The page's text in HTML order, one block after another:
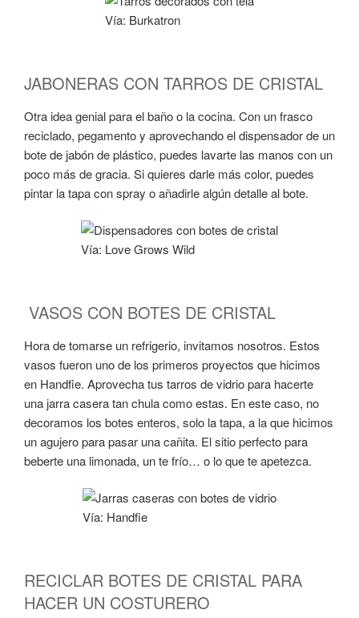
Vía: Burkatron
JABONERAS CON TARROS DE CRISTAL
Otra idea genial para el baño o la cocina. Con un frasco
reciclado, pegamento y aprovechando el dispensador de un
bote de jabón de plástico, puedes lavarte las manos con un
poco más de gracia. Si quieres darle más color, puedes
pintar la tapa con spray o añadirle algún detalle al bote.
Vía: Love Grows Wild
VASOS CON BOTES DE CRISTAL
Hora de tomarse un refrigerio, invitamos nosotros. Estos
vasos fueron uno de los primeros proyectos que hicimos
en Handfie. Aprovecha tus tarros de vidrio para hacerte
una jarra casera tan chula como estas. En este caso, no
decoramos los botes enteros, solo la tapa, a la que hicimos
un agujero para pasar una cañita. El sitio perfecto para
beberte una limonada, un te frío… o lo que te apetezca.
Vía: Handfie
RECICLAR BOTES DE CRISTAL PARA
HACER UN COSTURERO